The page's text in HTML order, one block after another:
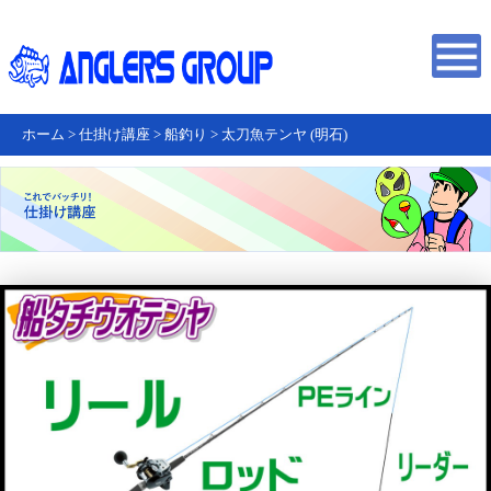
ホーム > 仕掛け講座 > 船釣り > 太刀魚テンヤ (明石)